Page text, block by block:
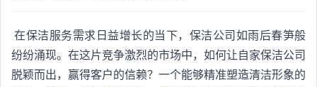
在保洁服务需求日益增长的当下，保洁公司如雨后春笋般
纷纷涌现。在这片竞争激烈的市场中，如何让自家保洁公司
脱颖而出，赢得客户的信赖？一个能够精准塑造清洁形象的